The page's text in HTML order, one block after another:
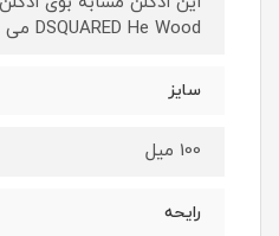
DSQUARED He Wood می باشد.
سایز
100 میل
رایحه